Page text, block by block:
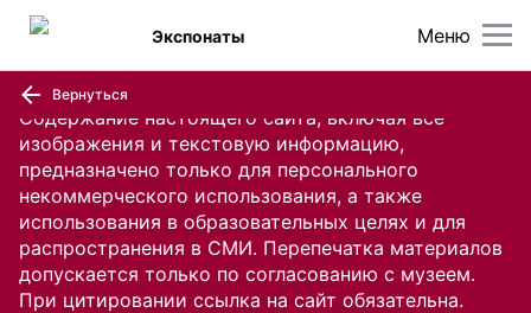
Содержание настоящего сайта, включая все
изображения и текстовую информацию,
предназначено только для персонального
некоммерческого использования, а также
использования в образовательных целях и для
распространения в СМИ. Перепечатка материалов
допускается только по согласованию с музеем.
При цитировании ссылка на сайт обязательна.
Меню
Экспонаты
Вернуться